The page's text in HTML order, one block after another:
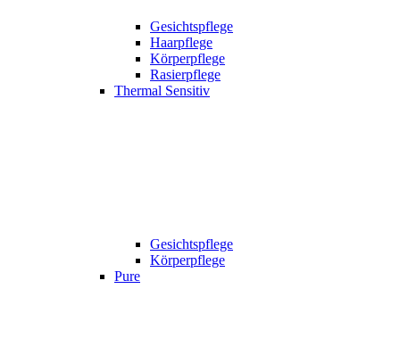
Gesichtspflege
Haarpflege
Körperpflege
Rasierpflege
Thermal Sensitiv
Gesichtspflege
Körperpflege
Pure